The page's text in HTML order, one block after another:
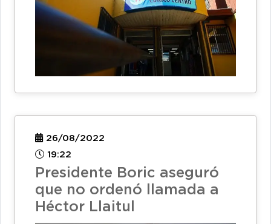
26/08/2022
19:22
Presidente Boric aseguró
que no ordenó llamada a
Héctor Llaitul